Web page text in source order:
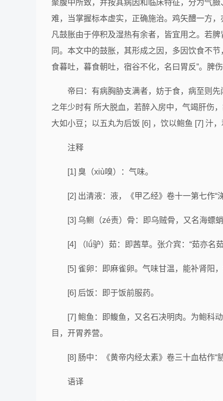
聚腹中所致，并按其病因和临床特征，分为气
难，当掌握标本虚实，正确施治。鸡矢醴一方
凡鼓胀由于停积及湿热有余者，皆宜用之。若脾
同。本文中的鼓胀，其形成之因，多因饮食不
食暮吐，暮食朝吐，宿谷不化，名曰胃反”。脾
帝曰：有病胸胁支满者，妨于食，病至则
之年少时有 所大脱血，若醉入房中，气竭肝伤
大如小豆；以五丸为后饭 [6] ，饮以鲍鱼 [7] 汁，
注释
[1] 臭（xiù嗅）：气味。
[2] 出清液：液，《甲乙经》卷十一第七作“
[3] 乌鲗（zé责）骨：即乌贼骨，又名海螵蛸
[4] （lǘ驴）茹：即茜草。张介宾：“茹亦名
[5] 雀卵：即麻雀卵。气味甘温，能补肾阳
[6] 后饭：即于饭前服药。
[7] 鲍鱼：即鳆鱼，又名石决明肉。为鲍科
目，开胃养营。
[8] 肠中：《黄帝内经太素》卷三十血枯作“
语译